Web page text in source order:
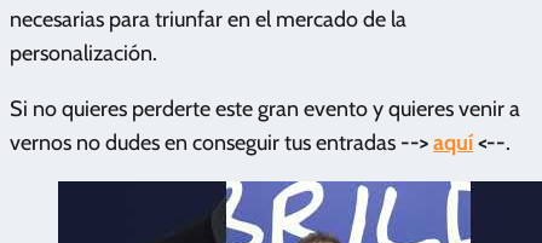
necesarias para triunfar en el mercado de la
personalización.
Si no quieres perderte este gran evento y quieres venir a
vernos no dudes en conseguir tus entradas -->aquí<--.